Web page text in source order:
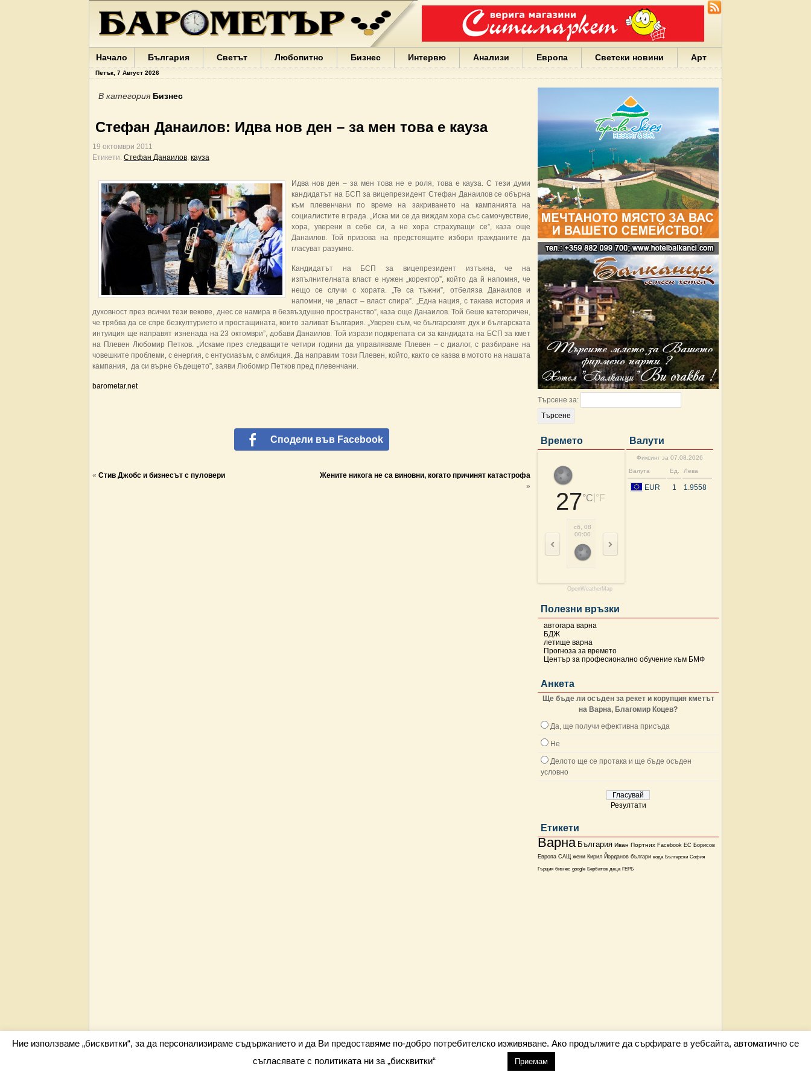
Варна
България
Портних
Facebook
ЕС
Борисов
Европа
Йорданов
българи
Гърция
бизнес
google
деца
Бербатов
ГЕРБ
Начало България Светът Любопитно Бизнес Интервю Анализи Европа Светски новини Арт
Петък, 7 Август 2026
Търсене за:
Времето
27°C °F
сб, 08
00:00
03:00
OpenWeatherMap
Валути
Фиксинг за 07.08.2026
Валута
Ед. Лева
EUR 1 1.9558
Полезни връзки
автогара варна
БДЖ
летище варна
Прогноза за времето
Център за професионално обучение към БМФ
Анкета
Ще бъде ли осъден за рекет и корупция кметът
на Варна, Благомир Коцев?
Да, ще получи ефективна присъда
Не
Делото ще се протака и ще бъде осъден
условно
Резултати
Етикети
Варна България Иван Портних Facebook ЕС Борисов
Европа САЩ жени Кирил Йорданов българи вода Български София
Гърция бизнес google Бербатов деца ГЕРБ
В категория Бизнес
Стефан Данаилов: Идва нов ден – за мен това е кауза
19 октомври 2011
Етикети: Стефан Данаилов, кауза
Идва нов ден – за мен това не е роля, това е кауза. С тези думи
кандидатът на БСП за вицепрезидент Стефан Данаилов се обърна
към плевенчани по време на закриването на кампанията на
социалистите в града. „Иска ми се да виждам хора със самочувствие,
хора, уверени в себе си, а не хора страхуващи се”, каза още
Данаилов. Той призова на предстоящите избори гражданите да
гласуват разумно.
Кандидатът на БСП за вицепрезидент изтъкна, че на
изпълнителната власт е нужен „коректор”, който да й напомня, че
нещо се случи с хората. „Те са тъжни”, отбеляза Данаилов и
напомни, че „власт – власт спира”. „Една нация, с такава история и
духовност през всички тези векове, днес се намира в безвъздушно пространство”, каза още Данаилов. Той беше категоричен,
че трябва да се спре безкултурието и простащината, които заливат България. „Уверен съм, че българският дух и българската
интуиция ще направят изненада на 23 октомври”, добави Данаилов. Той изрази подкрепата си за кандидата на БСП за кмет
на Плевен Любомир Петков. „Искаме през следващите четири години да управляваме Плевен – с диалог, с разбиране на
човешките проблеми, с енергия, с ентусиазъм, с амбиция. Да направим този Плевен, който, както се казва в мотото на нашата
кампания, да си върне бъдещето”, заяви Любомир Петков пред плевенчани.
barometar.net
Сподели във Facebook
« Стив Джобс и бизнесът с пуловери
Жените никога не са виновни, когато причинят катастрофа
»
Всички права запазени barometar.net © 2026 info@barometar.net
Ние използваме „бисквитки“, за да персонализираме съдържанието и да Ви предоставяме по-добро потребителско изживяване. Ако продължите да сърфирате в уебсайта, автоматично се
съгласявате с политиката ни за „бисквитки“
Приемам